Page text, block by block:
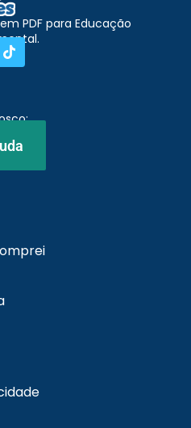
PDF para Educação